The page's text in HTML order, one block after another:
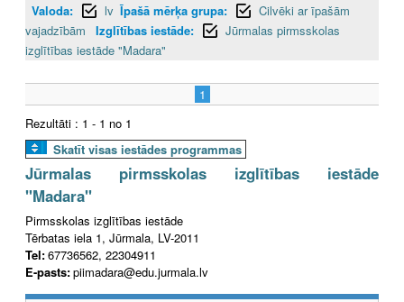
Valoda:
lv Īpašā mērķa grupa:
Cilvēki ar īpašām
vajadzībām
Izglītības iestāde:
Jūrmalas pirmsskolas
izglītības iestāde "Madara"
1
Rezultāti : 1 - 1 no 1
Skatīt visas iestādes programmas
Jūrmalas pirmsskolas izglītības iestāde
"Madara"
Pirmsskolas izglītības iestāde
Tērbatas iela 1, Jūrmala, LV-2011
Tel:67736562, 22304911
E-pasts:piimadara@edu.jurmala.lv